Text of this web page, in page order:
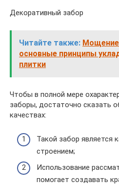
Декоративный забор
Читайте также: Мощение
основные принципы
плитки
Чтобы в полной мере
заборы, достаточно сказать
качествах:
Такой забор является
строением;
Использование
помогает создавать